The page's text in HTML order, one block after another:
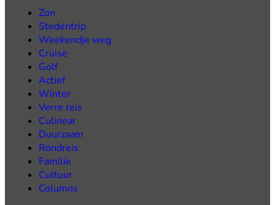
Zon
Stedentrip
Weekendje weg
Cruise
Golf
Actief
Winter
Verre reis
Culinear
Duurzaam
Rondreis
Familie
Cultuur
Columns